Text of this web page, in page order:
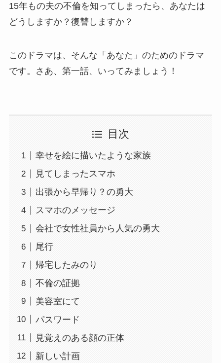
15年もの夫の不倫を知ってしまったら、あなたは
どうしますか？復讐しますか？
このドラマは、そんな「あなた」のためのドラマ
です。さあ、第一話、いってみましょう！
目次
幸せを絵に描いたような家族
見てしまったスマホ
出張から早帰り？の勇大
スマホのメッセージ
会社で女性社員から人気の勇大
尾行
帰宅したみのり
不倫の証拠
美容室にて
パスワード
見覚えのある顔の正体
新しい計画